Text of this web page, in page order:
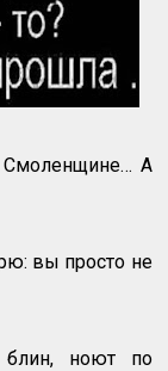
А
вы просто не
ноют по